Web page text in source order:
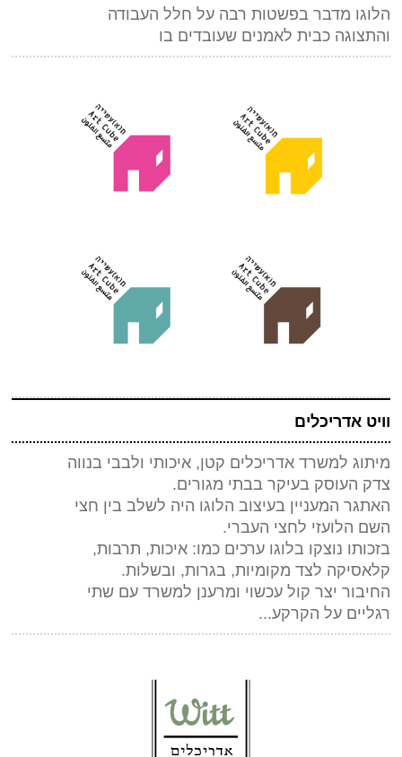
הלוגו מדבר בפשטות רבה על חלל העבודה
והתצוגה כבית לאמנים שעובדים בו
וויט אדריכלים
מיתוג למשרד אדריכלים קטן, איכותי ולבבי בנווה
צדק העוסק בעיקר בבתי מגורים.
האתגר המעניין בעיצוב הלוגו היה לשלב בין חצי
השם הלועזי לחצי העברי.
בזכותו נוצקו בלוגו ערכים כמו: איכות, תרבות,
קלאסיקה לצד מקומיות, בגרות, ובשלות.
החיבור יצר קול עכשוי ומרענן למשרד עם שתי
רגליים על הקרקע...